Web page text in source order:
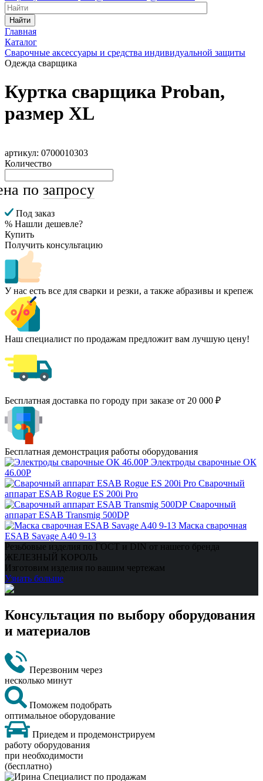
Найти
Главная
Каталог
Сварочные аксессуары и средства индивидуальной защиты
Одежда сварщика
Куртка сварщика Proban,
размер XL
артикул: 0700010303
Количество
по запросу
Под заказ
% Нашли дешевле?
Купить
Получить консультацию
У нас есть все для сварки и резки, а также абразивы и крепеж
Наш специалист по продажам предложит вам лучшую цену!
Бесплатная доставка по городу при заказе от 20 000 ₽
Бесплатная демонстрация работы оборудования
Электроды сварочные ОК
46.00Р
Сварочный
аппарат ESAB Rogue ES 200i Pro
Сварочный
аппарат ESAB Transmig 500DP
Маска сварочная
ESAB Savage A40 9-13
Резьбовые изделия по ГОСТ и DIN от нашего бренда
ЖЕЛЕЗНЫЙ КОРОЛЬ
Изготовим изделия по вашим чертежам
Узнать больше
Консультация по выбору оборудования
и материалов
Перезвоним через
несколько минут
Поможем подобрать
оптимальное оборудование
Приедем и продемонстрируем
работу оборудования
при необходимости
(бесплатно)